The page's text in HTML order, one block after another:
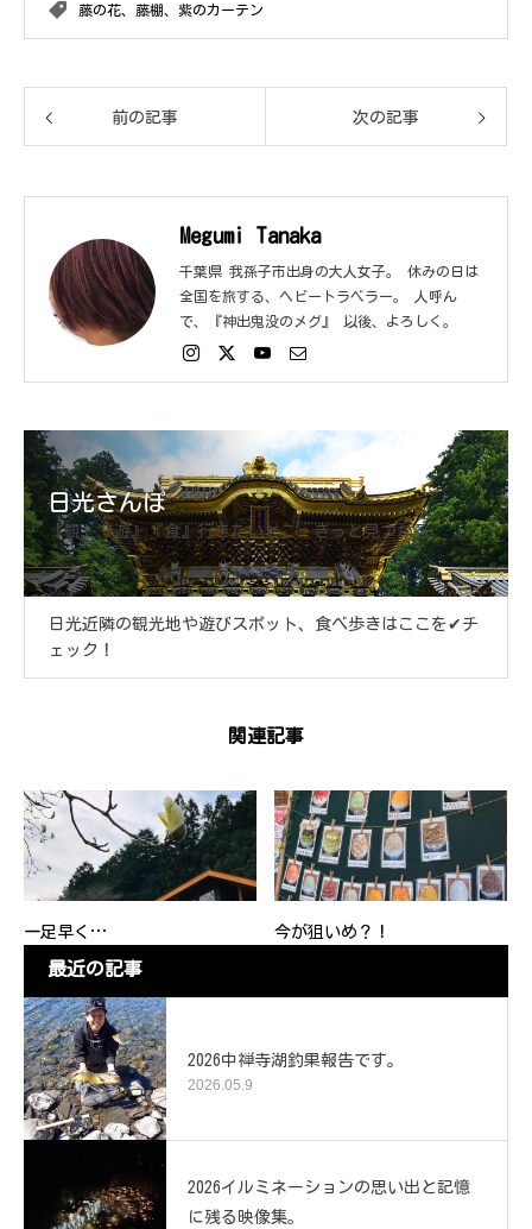
藤の花、藤棚、紫のカーテン
前の記事 次の記事
Megumi Tanaka
千葉県 我孫子市出身の大人女子。 休みの日は
全国を旅する、ヘビートラベラー。 人呼ん
で、『神出鬼没のメグ』 以後、よろしく。
日光さんぽ
『観』『遊』『食』行きたいとこ、きっと見つかる。
日光近隣の観光地や遊びスポット、食べ歩きはここを✔チ
ェック！
関連記事
一足早く… 今が狙いめ？！
最近の記事
2026中禅寺湖釣果報告です。
2026.05.9
2026イルミネーションの思い出と記憶
に残る映像集。